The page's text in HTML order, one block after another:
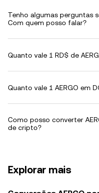
Tenho algumas perguntas
Com quem posso falar?
Quanto vale 1 RD$ de
Quanto vale 1 AERGO em
Como posso converter
de cripto?
Explorar mais